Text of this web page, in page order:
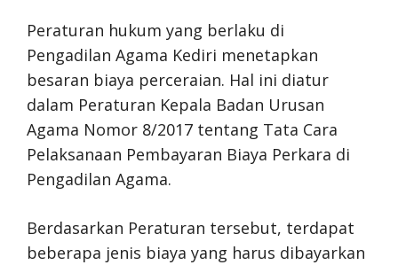
Peraturan hukum yang berlaku di
Pengadilan Agama Kediri menetapkan
besaran biaya perceraian. Hal ini diatur
dalam Peraturan Kepala Badan Urusan
Agama Nomor 8/2017 tentang Tata Cara
Pelaksanaan Pembayaran Biaya Perkara di
Pengadilan Agama.
Berdasarkan Peraturan tersebut, terdapat
beberapa jenis biaya yang harus dibayarkan